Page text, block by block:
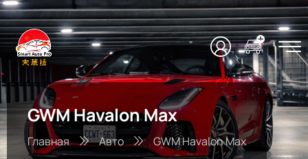
GWM Havalon Max
Главная Авто GWM Havalon Max